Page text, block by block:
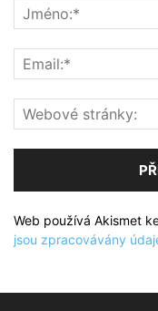
Web používá Akismet
jsou zpracovávány